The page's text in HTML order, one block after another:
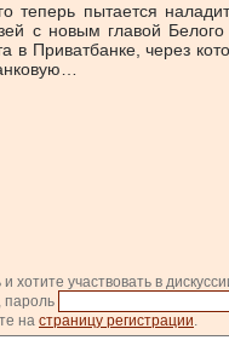
теперь пытается
с новым главой
в Приватбанке, через
хотите участвовать в
, пароль
на страницу регистрации.